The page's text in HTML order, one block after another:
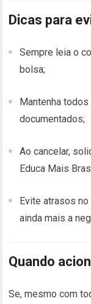
Dicas para
Sempre leia o
bolsa;
Mantenha
documentados;
Ao cancelar,
Educa Mais
Evite atrasos
ainda mais a
Quando
Se, mesmo com